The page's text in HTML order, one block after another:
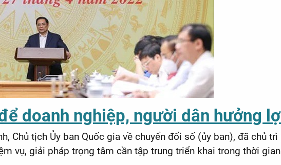
doanh nghiệp, người dân hưởng
Chủ tịch Ủy ban Quốc gia về chuyển đổi số (ủy ban), đã chủ
vụ, giải pháp trọng tâm cần tập trung triển khai trong thời